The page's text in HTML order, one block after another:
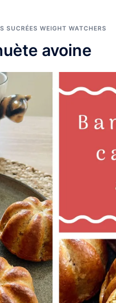
SUCRÉES WEIGHT WATCHERS
avoine